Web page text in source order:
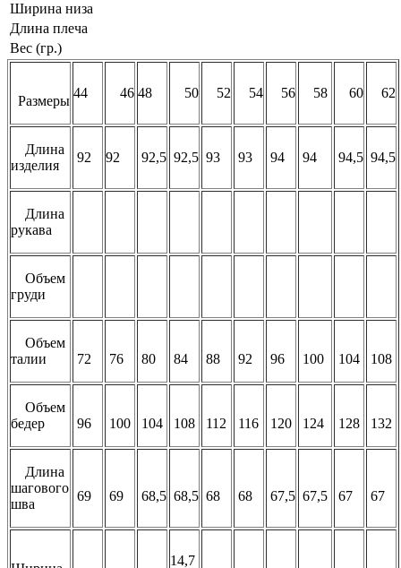
Ширина низа
Длина плеча
Вес (гр.)
Размеры
44 46 48 50 52 54 56 58 60 62
Длина
изделия
92 92 92,5 92,5 93 93 94 94 94,5 94,5
Длина
рукава
Объем
груди
Объем
талии
72 76 80 84 88 92 96 100 104 108
Объем
бедер
96 100 104 108 112 116 120 124 128 132
Длина
шагового
шва
69 69 68,5 68,5 68 68 67,5 67,5 67 67
14,7